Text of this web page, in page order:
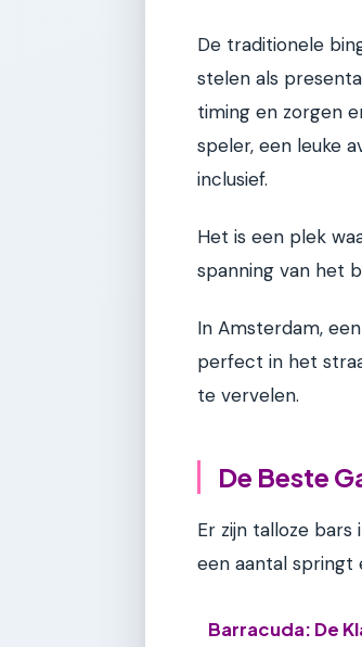
De traditionele
stelen als
timing en zorgen
speler, een leuke
inclusief.
Het is een plek
spanning van het
In Amsterdam,
perfect in het
te vervelen.
De Beste
Er zijn talloze
een aantal springt
Barracuda: De